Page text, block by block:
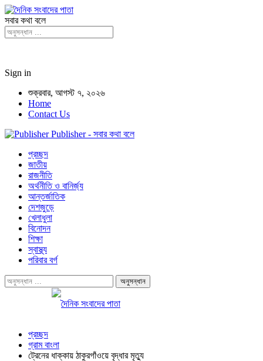
সবার কথা বলে
Sign in
শুক্রবার, আগস্ট ৭, ২০২৬
Home
Contact Us
Publisher - সবার কথা বলে
প্রচ্ছদ
জাতীয়
রাজনীতি
অর্থনীতি ও বানির্জ্য
আন্তর্জাতিক
দেশজুড়ে
খেলাধুলা
বিনোদন
শিক্ষা
স্বাস্থ্য
পরিবার বর্গ
প্রচ্ছদ
গ্রাম বাংলা
ট্রেনের ধাক্কায় ঠাকুরগাঁওয়ে বৃদ্ধার মৃত্যু